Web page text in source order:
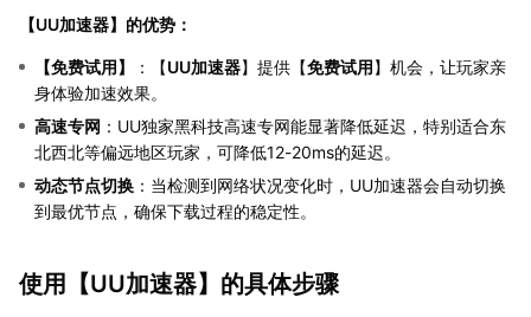
【UU加速器】的优势：
【免费试用】 ：【UU加速器】提供【免费试用】机会，让玩家亲
身体验加速效果。
高速专网 ：UU独家黑科技高速专网能显著降低延迟，特别适合东
北西北等偏远地区玩家，可降低12-20ms的延迟。
动态节点切换 ：当检测到网络状况变化时，UU加速器会自动切换
到最优节点，确保下载过程的稳定性。
使用【UU加速器】的具体步骤